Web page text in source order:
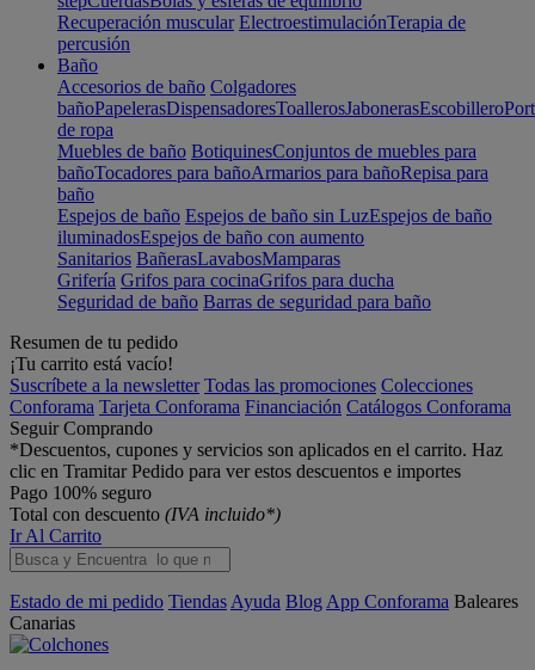
Recuperación muscular ElectroestimulaciónTerapia de
percusión
Baño
Accesorios de baño Colgadores
bañoPapelerasDispensadoresToallerosJabonerasEscobillero
de ropa
Muebles de baño BotiquinesConjuntos de muebles para
bañoTocadores para bañoArmarios para bañoRepisa para
baño
Espejos de baño Espejos de baño sin LuzEspejos de baño
iluminadosEspejos de baño con aumento
Sanitarios BañerasLavabosMamparas
Grifería Grifos para cocinaGrifos para ducha
Seguridad de baño Barras de seguridad para baño
Resumen de tu pedido
¡Tu carrito está vacío!
Suscríbete a la newsletter Todas las promociones Colecciones
Conforama Tarjeta Conforama Financiación Catálogos Conforama
Seguir Comprando
*Descuentos, cupones y servicios son aplicados en el carrito. Haz
clic en Tramitar Pedido para ver estos descuentos e importes
Pago 100% seguro
Total con descuento (IVA incluido*)
Ir Al Carrito
Estado de mi pedido Tiendas Ayuda Blog App Conforama Baleares
Canarias